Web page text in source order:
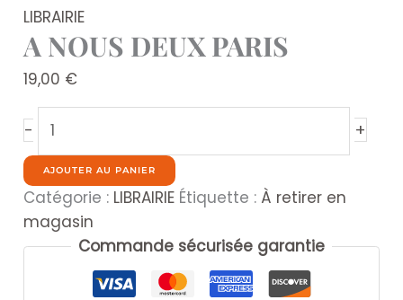
LIBRAIRIE
A NOUS DEUX PARIS
19,00 €
-
de
A
NOUS
DEUX
PARIS
+
AJOUTER AU PANIER
Catégorie : LIBRAIRIE Étiquette : À retirer en
magasin
Commande sécurisée garantie